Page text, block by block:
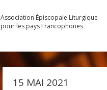
Association Épiscopale Liturgique
pour les pays Francophones
15 MAI 2021